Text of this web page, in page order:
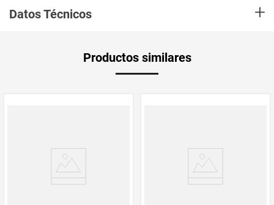
Datos Técnicos +
Productos similares